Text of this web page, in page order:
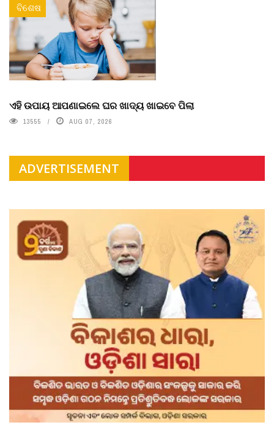
ବିଶେଷ
ଏହି ଉପାୟ ଆପଣାଇଲେ ଘର ଖାଦ୍ୟ ଖାଇବେ ପିଲା
13555 AUG 07, 2026
ADVERTISEMENT